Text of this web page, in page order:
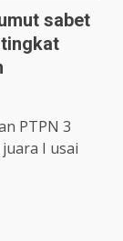
sabet
tingkat
PTPN 3
I usai